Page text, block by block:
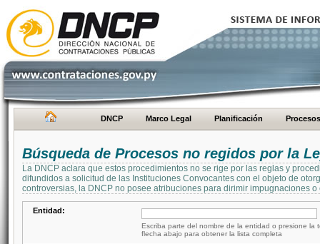
DNCP Marco Legal Planificación Procesos
Búsqueda de Procesos no regidos por la
La DNCP aclara que estos procedimientos no se rige por las reglas y
difundidos a solicitud de las Instituciones Convocantes con el objeto de
controversias, la DNCP no posee atribuciones para dirimir impugnaciones
Entidad:
Escriba parte del nombre de la entidad o presione la
flecha abajo para obtener la lista completa